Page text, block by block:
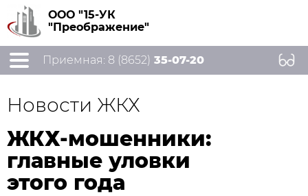
ООО "15-УК
"Преображение"
Приемная: 8 (8652) 35-07-20
Новости ЖКХ
ЖКХ-мошенники:
главные уловки
этого года